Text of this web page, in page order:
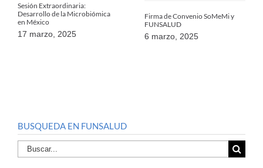
Sesión Extraordinaria:
Desarrollo de la Microbiómica
en México
17 marzo, 2025
Firma de Convenio SoMeMi y
FUNSALUD
6 marzo, 2025
BUSQUEDA EN FUNSALUD
Buscar
por: